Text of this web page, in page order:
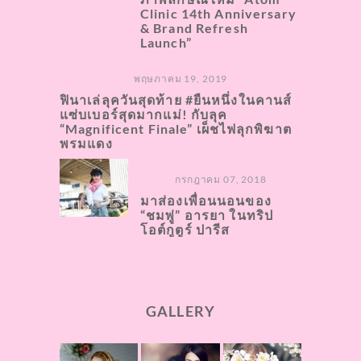
Clinic 14th Anniversary
& Brand Refresh
Launch”
พฤษภาคม 19, 2019
ฟินาเล่ลุควันสุดท้าย #ยืนหนึ่งในคานส์
แซ่บเบอร์สุดมากแม่! กับลุค
“Magnificent Finale” เผ็ชไฟลุกพิฆาต
พรมแดง
กรกฎาคม 07, 2018
มาส่องเพื่อนนอนของ
“ชมพู่” อารยา ในทริป
โอต์กูตูร์ ปารีส
GALLERY